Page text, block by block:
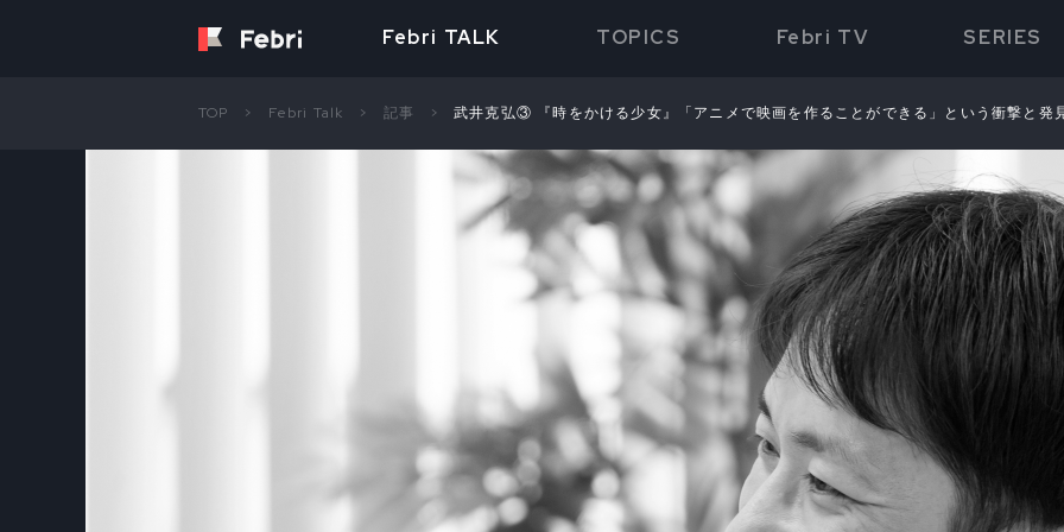
Febri TALK TOPICS Febri TV SERIES
TOP Febri Talk 記事 武井克弘③ 『時をかける少女』「アニメで映画を作ることができる」という衝撃と発